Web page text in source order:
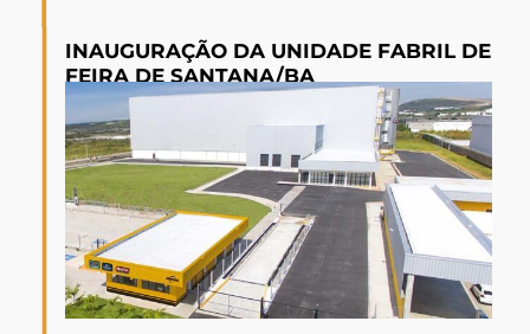
INAUGURAÇÃO DA UNIDADE FABRIL DE
FEIRA DE SANTANA/BA